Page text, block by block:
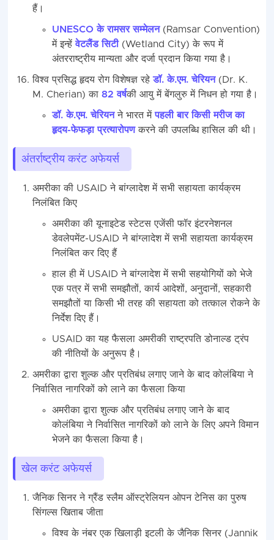
हैं।
UNESCO के रामसर सम्मेलन (Ramsar Convention)
में इन्हेंवेटलैंड सिटी(Wetland City) के रूप में
अंतरराष्ट्रीय मान्यता और दर्जा प्रदान किया गया है।
विश्व प्रसिद्ध हृदय रोग विशेषज्ञ रहेडॉ. के.एम. चेरियन(Dr. K.
M. Cherian) का 82 वर्षकी आयु में बेंगलुरु में निधन हो गया है।
डॉ. के.एम. चेरियनने भारत मेंपहली बार किसी मरीज का
हृदय-फेफड़ा प्रत्यारोपणकरने की उपलब्धि हासिल की थी।
अंतर्राष्ट्रीय करंट अफेयर्स
अमरीका की USAID ने बांग्‍लादेश में सभी सहायता कार्यक्रम
निलंबित किए
अमरीका की यूनाइटेड स्‍टेटस एजेंसी फॉर इंटरनेशनल
डेवलेपमेंट-USAID ने बांग्‍लादेश में सभी सहायता कार्यक्रम
निलंबित कर दिए हैं
हाल ही में USAID ने बांग्‍लादेश में सभी सहयोगियों को भेजे
एक पत्र में सभी समझौतों, कार्य आदेशों, अनुदानों, सहकारी
समझौतों या किसी भी तरह की सहायता को तत्‍काल रोकने के
निर्देश दिए हैं।
USAID का यह फैसला अमरीकी राष्‍ट्रपति डोनाल्‍ड ट्रंप
की नीतियों के अनुरूप है।
अमरीका द्वारा शुल्‍क और प्रतिबंध लगाए जाने के बाद कोलंबिया ने
निर्वासित नागरिकों को लाने का फैसला किया
अमरीका द्वारा शुल्‍क और प्रतिबंध लगाए जाने के बाद
कोलंबिया ने निर्वासित नागरिकों को लाने के लिए अपने विमान
भेजने का फैसला किया है।
खेल करंट अफेयर्स
जैनिक सिनर ने ग्रैंड स्‍लैम ऑस्ट्रेलियन ओपन टेनिस का पुरुष
सिंगल्‍स खिताब जीता
विश्व के नंबर एक खिलाड़ी इटली के जैनिक सिनर (Jannik